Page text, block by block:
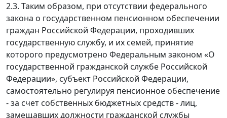
2.3. Таким образом, при отсутствии федерального
закона о государственном пенсионном обеспечении
граждан Российской Федерации, проходивших
государственную службу, и их семей, принятие
которого предусмотрено Федеральным законом «О
государственной гражданской службе Российской
Федерации», субъект Российской Федерации,
самостоятельно регулируя пенсионное обеспечение
- за счет собственных бюджетных средств - лиц,
замещавших должности гражданской службы